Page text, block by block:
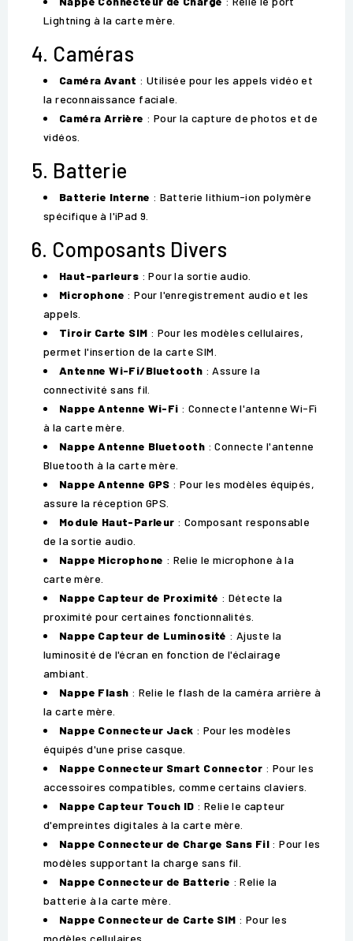
Lightning à la carte mère.
4. Caméras
Caméra Avant : Utilisée pour les appels vidéo et
la reconnaissance faciale.
Caméra Arrière : Pour la capture de photos et de
vidéos.
5. Batterie
Batterie Interne : Batterie lithium-ion polymère
spécifique à l'iPad 9.
6. Composants Divers
Haut-parleurs : Pour la sortie audio.
Microphone : Pour l'enregistrement audio et les
appels.
Tiroir Carte SIM : Pour les modèles cellulaires,
permet l'insertion de la carte SIM.
Antenne Wi-Fi/Bluetooth : Assure la
connectivité sans fil.
Nappe Antenne Wi-Fi : Connecte l'antenne Wi-Fi
à la carte mère.
Nappe Antenne Bluetooth : Connecte l'antenne
Bluetooth à la carte mère.
Nappe Antenne GPS : Pour les modèles équipés,
assure la réception GPS.
Module Haut-Parleur : Composant responsable
de la sortie audio.
Nappe Microphone : Relie le microphone à la
carte mère.
Nappe Capteur de Proximité : Détecte la
proximité pour certaines fonctionnalités.
Nappe Capteur de Luminosité : Ajuste la
luminosité de l'écran en fonction de l'éclairage
ambiant.
Nappe Flash : Relie le flash de la caméra arrière à
la carte mère.
Nappe Connecteur Jack : Pour les modèles
équipés d'une prise casque.
Nappe Connecteur Smart Connector : Pour les
accessoires compatibles, comme certains claviers.
Nappe Capteur Touch ID : Relie le capteur
d'empreintes digitales à la carte mère.
Nappe Connecteur de Charge Sans Fil : Pour les
modèles supportant la charge sans fil.
Nappe Connecteur de Batterie : Relie la
batterie à la carte mère.
Nappe Connecteur de Carte SIM : Pour les